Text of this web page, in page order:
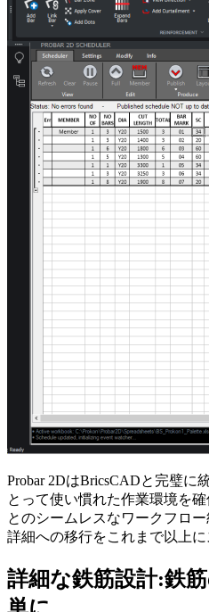
Probar 2DはBricsCADと完璧に
とって使い慣れた作業環境を
とのシームレスなワークフロ
詳細への移行をこれまで以上に
詳細な鉄筋設計:鉄